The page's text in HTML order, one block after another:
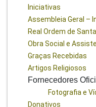
Iniciativas
Assembleia Geral –
Real Ordem de
Obra Social e
Graças Recebidas
Artigos Religiosos
Fornecedores
Fotografia e
Donativos